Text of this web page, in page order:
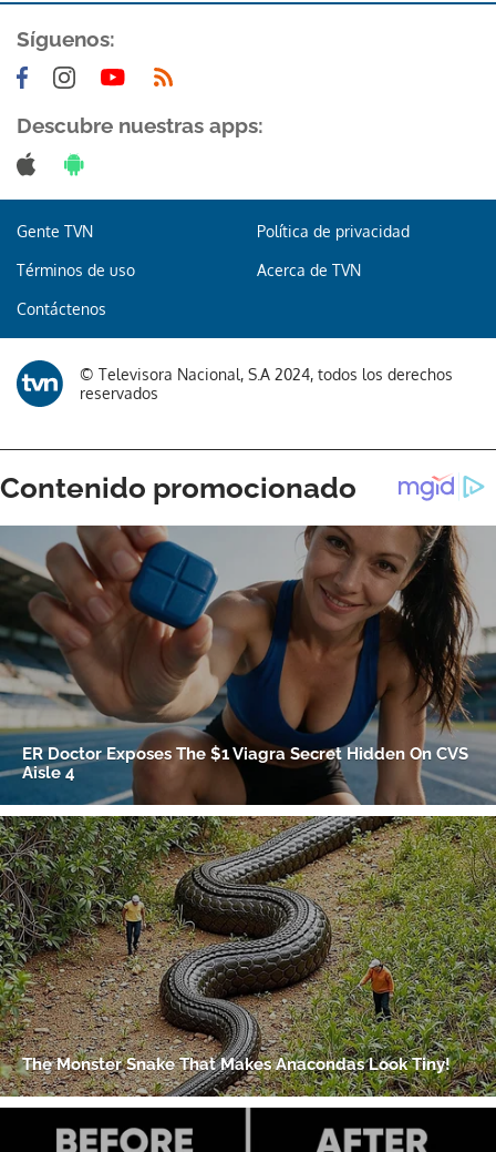
ACEPTAR
Síguenos:
Descubre nuestras apps:
Gente TVN Política de privacidad
Términos de uso Acerca de TVN
Contáctenos
© Televisora Nacional, S.A 2024, todos los derechos
reservados